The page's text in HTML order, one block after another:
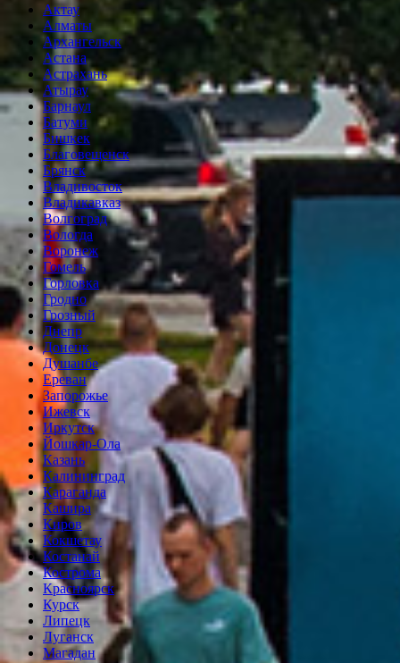
Актау
Алматы
Архангельск
Астана
Астрахань
Атырау
Барнаул
Батуми
Бишкек
Благовещенск
Брянск
Владивосток
Владикавказ
Волгоград
Вологда
Воронеж
Гомель
Горловка
Гродно
Грозный
Днепр
Донецк
Душанбе
Ереван
Запорожье
Ижевск
Иркутск
Йошкар-Ола
Казань
Калининград
Караганда
Кашира
Киров
Кокшетау
Костанай
Кострома
Красноярск
Курск
Липецк
Луганск
Магадан